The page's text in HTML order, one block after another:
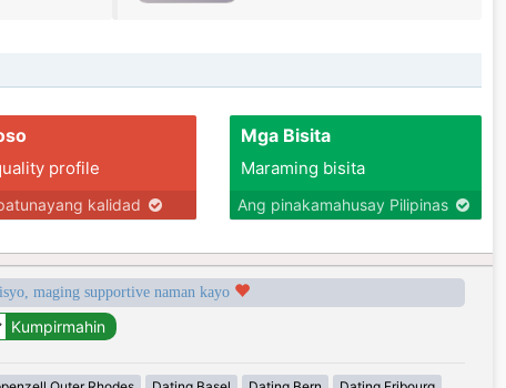
profile
kalidad
Mga Bisita
Maraming bisita
Ang pinakamahusay Pilipinas
maging supportive naman kayo